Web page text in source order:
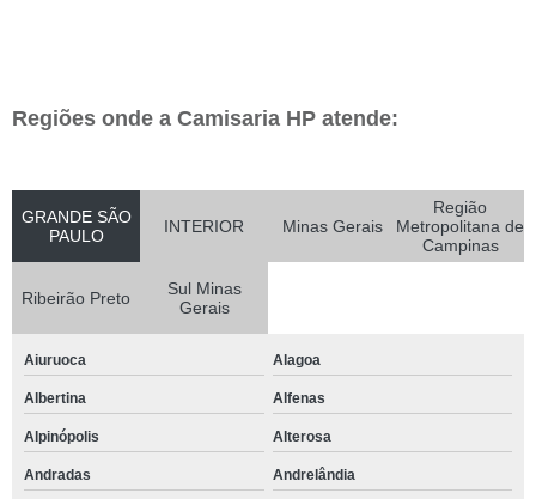
Regiões onde a Camisaria HP atende:
GRANDE SÃO
PAULO
INTERIOR Minas Gerais
Região
Metropolitana de
Campinas
Ribeirão Preto
Sul Minas
Gerais
Aiuruoca Alagoa
Albertina Alfenas
Alpinópolis Alterosa
Andradas Andrelândia